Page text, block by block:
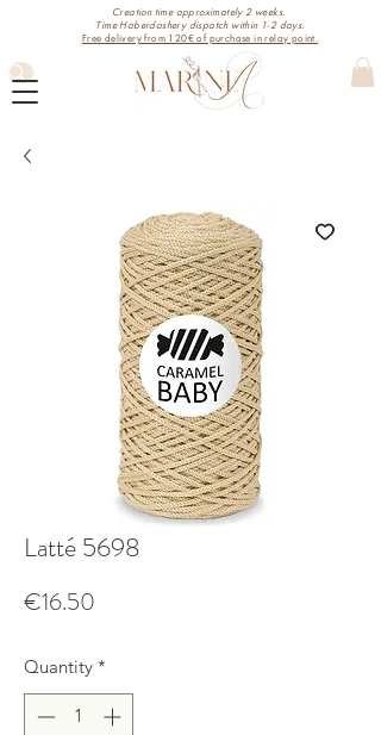
Creation time approximately 2 weeks.
Time Haberdashery dispatch within 1-2 days.
Free delivery from 120€ of purchase in relay point.
Latté 5698
€16.50
Quantity *